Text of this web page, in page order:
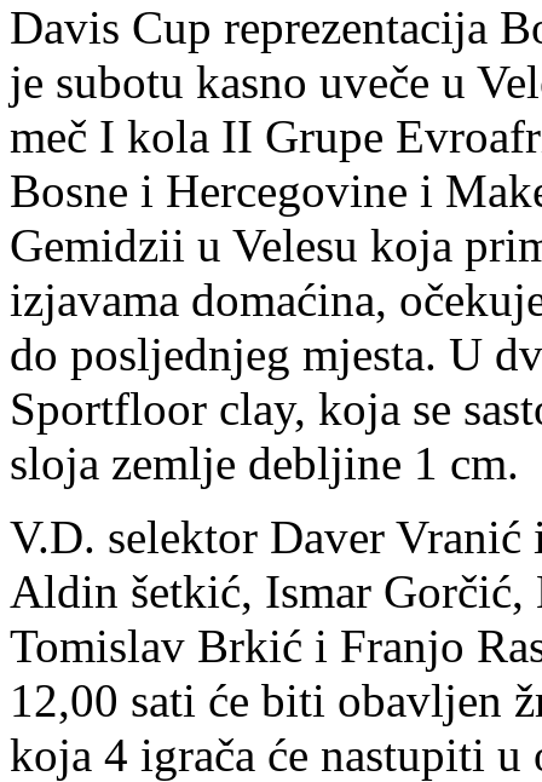
Davis Cup reprezentacija
je subotu kasno uveče u
meč I kola II Grupe
Bosne i Hercegovine i
Gemidzii u Velesu koja
izjavama domaćina,
do posljednjeg mjesta. U
Sportfloor clay, koja se
sloja zemlje debljine 1 cm.
V.D. selektor Daver Vranić
Aldin šetkić, Ismar
Tomislav Brkić i Franjo
12,00 sati će biti obavljen
koja 4 igrača će nastupiti